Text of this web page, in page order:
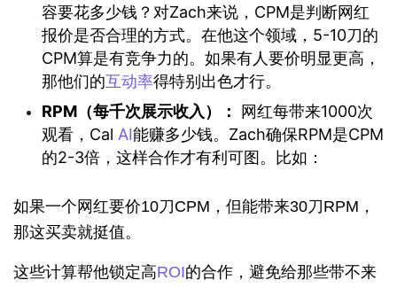
容要花多少钱？对Zach来说，CPM是判断网红
报价是否合理的方式。在他这个领域，5-10刀的
CPM算是有竞争力的。如果有人要价明显更高，
那他们的互动率得特别出色才行。
RPM（每千次展示收入）：
网红每带来1000次
观看，Cal AI能赚多少钱。Zach确保RPM是CPM
的2-3倍，这样合作才有利可图。比如：
如果一个网红要价10刀CPM，但能带来30刀RPM，
那这买卖就挺值。
这些计算帮他锁定高ROI的合作，避免给那些带不来